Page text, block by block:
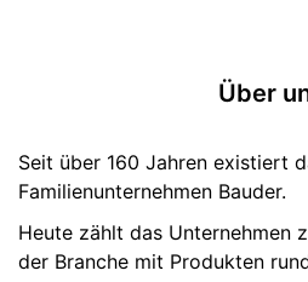
Über
Seit über 160 Jahren existiert
Familienunternehmen Bauder.
Heute zählt das Unternehmen
der Branche mit Produkten